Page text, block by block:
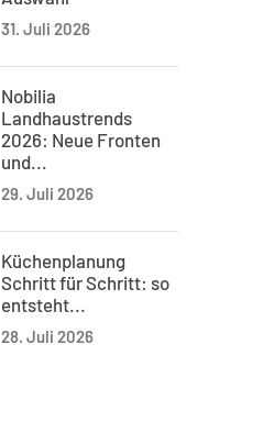
31. Juli 2026
Nobilia
Landhaustrends
2026: Neue Fronten
und...
29. Juli 2026
Küchenplanung
Schritt für Schritt: so
entsteht...
28. Juli 2026